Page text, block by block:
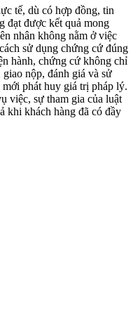
tế, dù có hợp đồng, tin
đạt được kết quả mong
nhân không nằm ở việc
sử dụng chứng cứ đúng
hành, chứng cứ không chỉ
nộp, đánh giá và sử
phát huy giá trị pháp lý.
việc, sự tham gia của luật
khi khách hàng đã có đầy